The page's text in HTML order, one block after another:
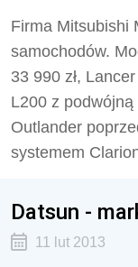
Firma Mitsubishi
samochodów.
33 990 zł,
L200 z podwójną
Outlander
systemem
Datsun -
11 lut 2013